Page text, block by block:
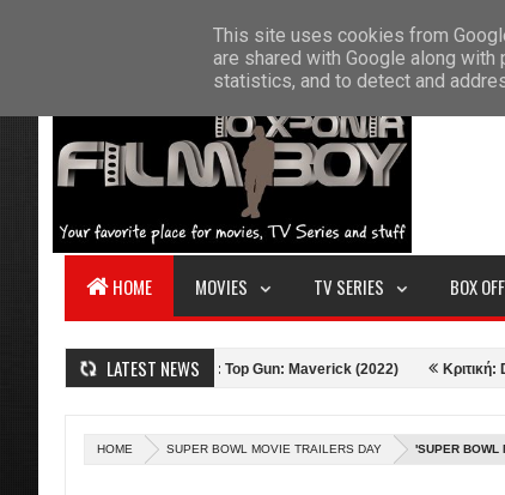
HOME ABOUT US CONTACT
HOME MOVIES TV SERIES BOX
LATEST NEWS
Κριτική: Top Gun: Maverick (2022) Κριτική: Doctor
HOME SUPER BOWL MOVIE TRAILERS DAY 'SUPER BOWL
This site uses cookies from
are shared with Google along
statistics, and to detect and